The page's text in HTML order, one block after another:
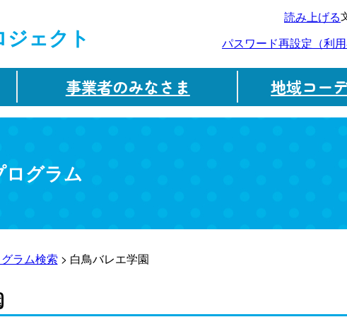
ェクト
読み上げる
パスワード再設定（利用
事業者のみなさま 地域コー
ログラム
ラム検索 > 白鳥バレエ学園